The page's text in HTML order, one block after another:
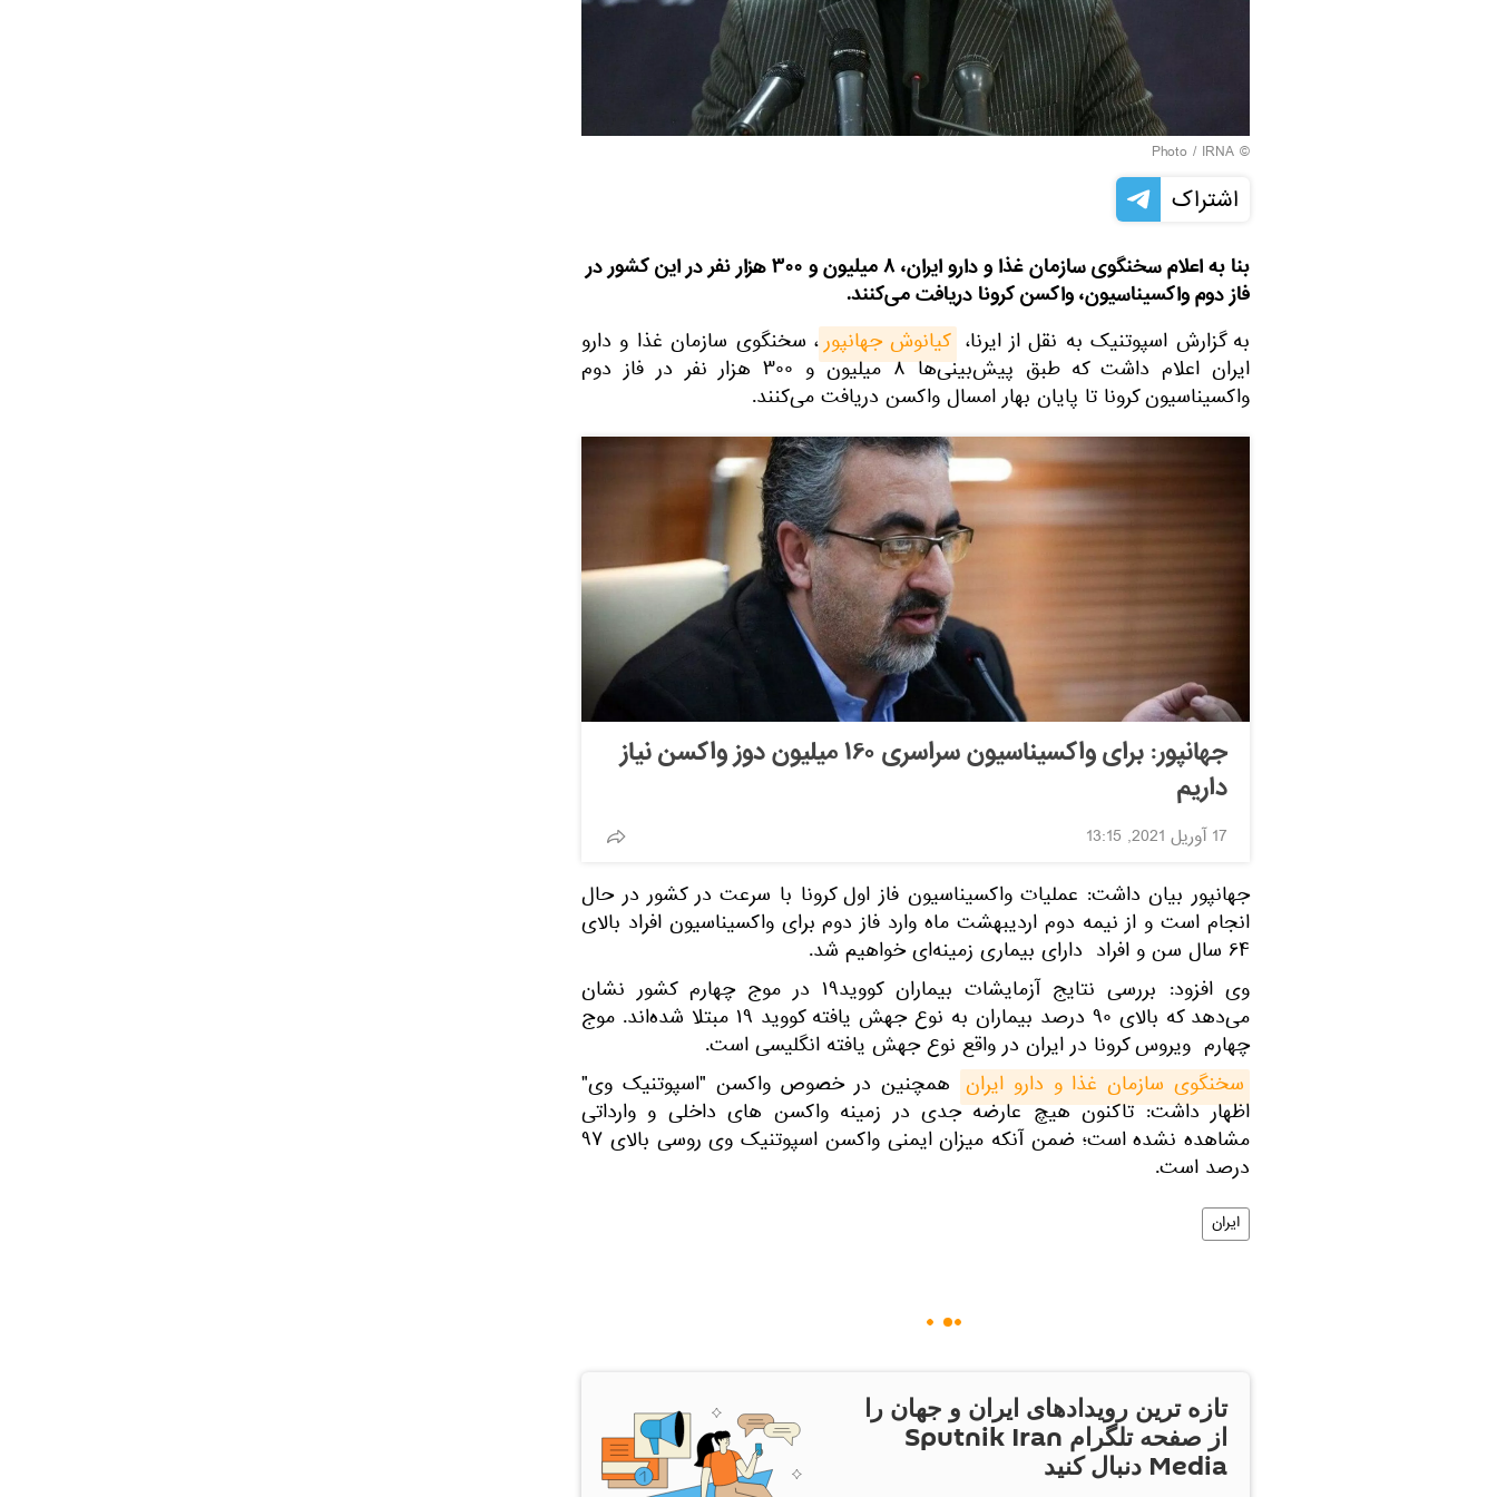
© Photo /
IRNA
اشتراک
بنا به اعلام سخنگوی سازمان غذا و دارو ایران، ۸ میلیون و ۳۰۰ هزار نفر در این کشور در
فاز دوم واکسیناسیون، واکسن کرونا دریافت می‌کنند.
به گزارش اسپوتنیک به نقل از ایرنا، کیانوش جهانپور، سخنگوی سازمان غذا و دارو
ایران اعلام داشت که طبق پیش‌بینی‌ها ۸ میلیون و ۳۰۰ هزار نفر در فاز دوم
واکسیناسیون کرونا تا پایان بهار امسال واکسن دریافت می‌کنند.
جهانپور: برای واکسیناسیون سراسری ۱۶۰ میلیون دوز واکسن نیاز
داریم
17 آوریل 2021, 13:15
جهانپور بیان داشت: عملیات واکسیناسیون فاز اول کرونا با سرعت در کشور در حال
انجام است و از نیمه دوم اردیبهشت ماه وارد فاز دوم برای واکسیناسیون افراد بالای
۶۴ سال سن و افراد دارای بیماری زمینه‌ای خواهیم شد.
وی افزود: بررسی نتایج آزمایشات بیماران کووید۱۹ در موج چهارم کشور نشان
می‌دهد که بالای ۹۰ درصد بیماران به نوع جهش یافته کووید ۱۹ مبتلا شده‌اند. موج
چهارم ویروس کرونا در ایران در واقع نوع جهش یافته انگلیسی است.
سخنگوی سازمان غذا و دارو ایران همچنین در خصوص واکسن "اسپوتنیک وی"
اظهار داشت: تاکنون هیچ عارضه جدی در زمینه واکسن های داخلی و وارداتی
مشاهده نشده است؛ ضمن آنکه میزان ایمنی واکسن اسپوتنیک وی روسی بالای ۹۷
درصد است.
ایران
تازه ترین رویدادهای ایران و جهان را
از صفحه تلگرام Sputnik Iran
Media دنبال کنید